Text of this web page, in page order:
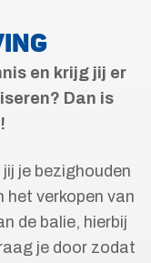
en krijg jij er
Dan is
je bezighouden
het verkopen van
de balie, hierbij
je door zodat